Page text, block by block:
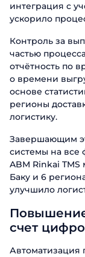
интеграция с
ускорило
Контроль за
частью
отчётность по
о времени
основе
регионы
логистику.
Завершающим
системы на
ABM Rinkai
Баку и 6
улучшило
Повышение
счет
Автоматизация